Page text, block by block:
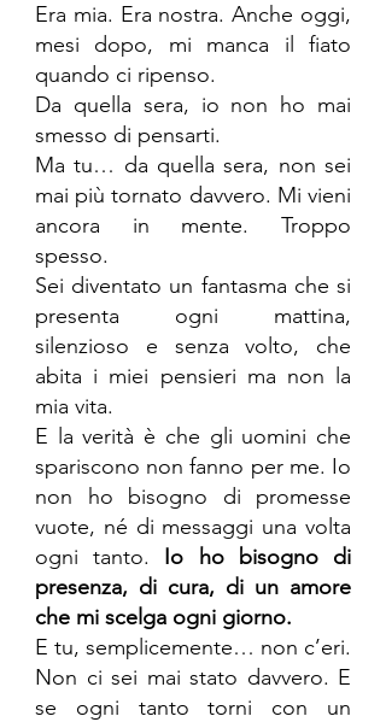
Era mia. Era nostra. Anche oggi,
mesi dopo, mi manca il fiato
quando ci ripenso.
Da quella sera, io non ho mai
smesso di pensarti.
Ma tu… da quella sera, non sei
mai più tornato davvero. Mi vieni
ancora in mente. Troppo
spesso.
Sei diventato un fantasma che si
presenta ogni mattina,
silenzioso e senza volto, che
abita i miei pensieri ma non la
mia vita.
E la verità è che gli uomini che
spariscono non fanno per me. Io
non ho bisogno di promesse
vuote, né di messaggi una volta
ogni tanto. Io ho bisogno di
presenza, di cura, di un amore
che mi scelga ogni giorno.
E tu, semplicemente… non c’eri.
Non ci sei mai stato davvero. E
se ogni tanto torni con un